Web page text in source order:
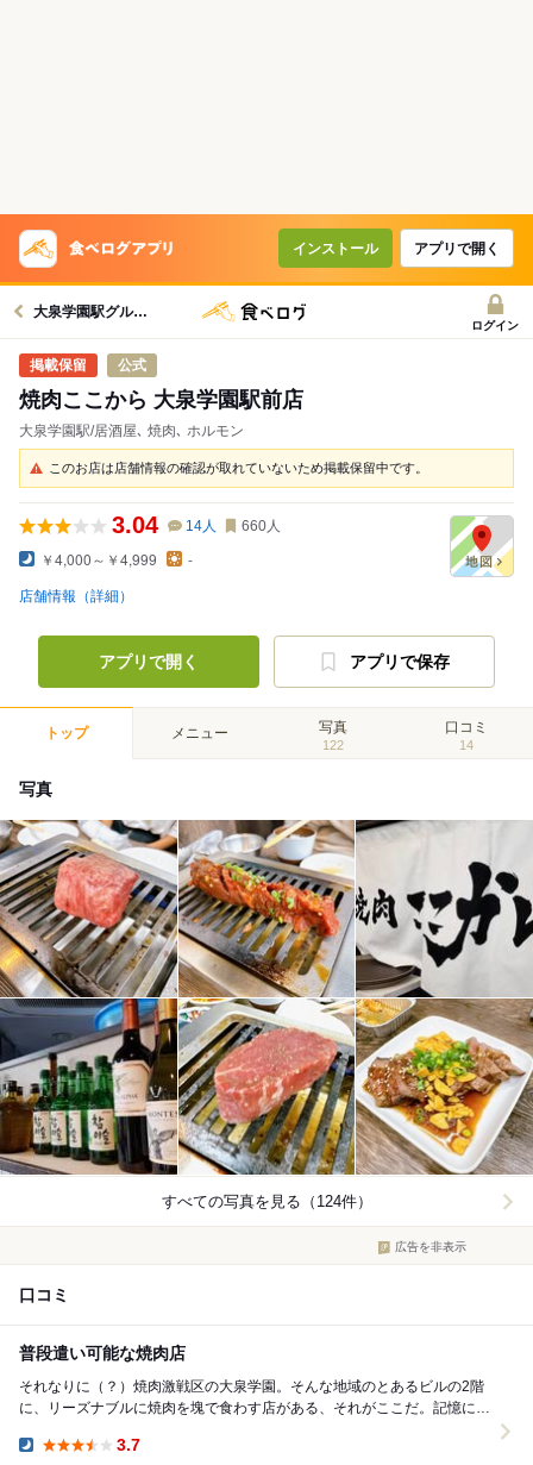
インストール アプリで開く
大泉学園駅グルメへ
ログイン
公式
焼肉ここから 大泉学園駅前店
大泉学園駅/居酒屋､ 焼肉､ ホルモン
このお店は店舗情報の確認が取れていないため掲載保留中です。
3.04 14人 660人
￥4,000～￥4,999 -
店舗情報（詳細）
アプリで開く アプリで保存
トップ メニュー 写真
122
口コミ
14
写真
すべての写真を見る（124件）
広告を非表示
口コミ
普段遣い可能な焼肉店
それなりに（？）焼肉激戦区の大泉学園。そんな地域のとあるビルの2階
に、リーズナブルに焼肉を塊で食わす店がある、それがここだ。記憶に間
3.7